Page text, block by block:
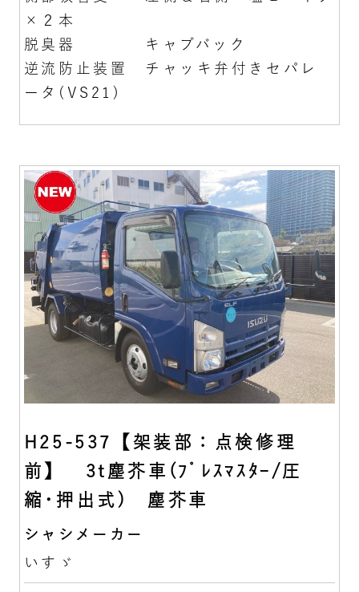
×２本
脱臭器 キャブバック
逆流防止装置 チャッキ弁付きセパレ
ータ(VS21)
H25-537【架装部：点検修理
前】 3t塵芥車(ﾌﾟﾚｽﾏｽﾀｰ/圧
縮･押出式) 塵芥車
シャシメーカー
いすゞ